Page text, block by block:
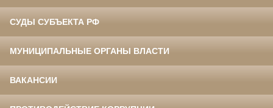
СУДЫ СУБЪЕКТА РФ
МУНИЦИПАЛЬНЫЕ ОРГАНЫ ВЛАСТИ
ВАКАНСИИ